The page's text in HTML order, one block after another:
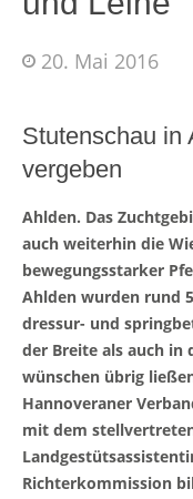
20. Mai 2016
Stutenschau in
vergeben
Ahlden. Das
auch weiterhin die
bewegungsstarker
Ahlden wurden rund
dressur- und
der Breite als auch in
wünschen übrig
Hannoveraner
mit dem
Richterkommission